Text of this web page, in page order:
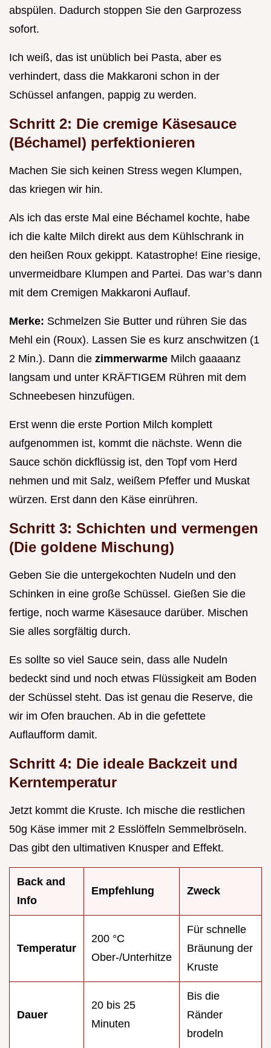
abspülen. Dadurch stoppen Sie den Garprozess
sofort.
Ich weiß, das ist unüblich bei Pasta, aber es
verhindert, dass die Makkaroni schon in der
Schüssel anfangen, pappig zu werden.
Schritt 2: Die cremige Käsesauce
(Béchamel) perfektionieren
Machen Sie sich keinen Stress wegen Klumpen,
das kriegen wir hin.
Als ich das erste Mal eine Béchamel kochte, habe
ich die kalte Milch direkt aus dem Kühlschrank in
den heißen Roux gekippt. Katastrophe! Eine riesige,
unvermeidbare Klumpen and Partei. Das war’s dann
mit dem Cremigen Makkaroni Auflauf.
Merke: Schmelzen Sie Butter und rühren Sie das
Mehl ein (Roux). Lassen Sie es kurz anschwitzen (1
2 Min.). Dann die zimmerwarme Milch gaaaanz
langsam und unter KRÄFTIGEM Rühren mit dem
Schneebesen hinzufügen.
Erst wenn die erste Portion Milch komplett
aufgenommen ist, kommt die nächste. Wenn die
Sauce schön dickflüssig ist, den Topf vom Herd
nehmen und mit Salz, weißem Pfeffer und Muskat
würzen. Erst dann den Käse einrühren.
Schritt 3: Schichten und vermengen
(Die goldene Mischung)
Geben Sie die untergekochten Nudeln und den
Schinken in eine große Schüssel. Gießen Sie die
fertige, noch warme Käsesauce darüber. Mischen
Sie alles sorgfältig durch.
Es sollte so viel Sauce sein, dass alle Nudeln
bedeckt sind und noch etwas Flüssigkeit am Boden
der Schüssel steht. Das ist genau die Reserve, die
wir im Ofen brauchen. Ab in die gefettete
Auflaufform damit.
Schritt 4: Die ideale Backzeit und
Kerntemperatur
Jetzt kommt die Kruste. Ich mische die restlichen
50g Käse immer mit 2 Esslöffeln Semmelbröseln.
Das gibt den ultimativen Knusper and Effekt.
Back and
Info
Empfehlung Zweck
Temperatur
200 °C
Ober-/Unterhitze
Für schnelle
Bräunung der
Kruste
Dauer
20 bis 25
Minuten
Bis die
Ränder
brodeln